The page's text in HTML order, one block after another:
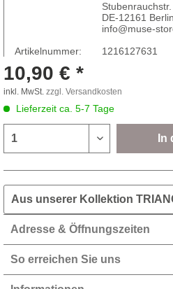
DE-12161 Berlin
info@muse-
Artikelnummer:
1216127631
10,90 € *
inkl. MwSt. zzgl. Versandkosten
Lieferzeit ca. 5-7 Tage
In
Aus unserer Kollektion
Adresse & Öffnungszeiten
So erreichen Sie uns